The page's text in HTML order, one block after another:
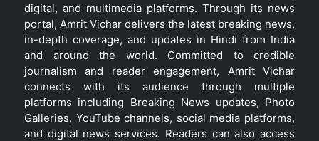
digital, and multimedia platforms. Through its news
portal, Amrit Vichar delivers the latest breaking news,
in-depth coverage, and updates in Hindi from India
and around the world. Committed to credible
journalism and reader engagement, Amrit Vichar
connects with its audience through multiple
platforms including Breaking News updates, Photo
Galleries, YouTube channels, social media platforms,
and digital news services. Readers can also access